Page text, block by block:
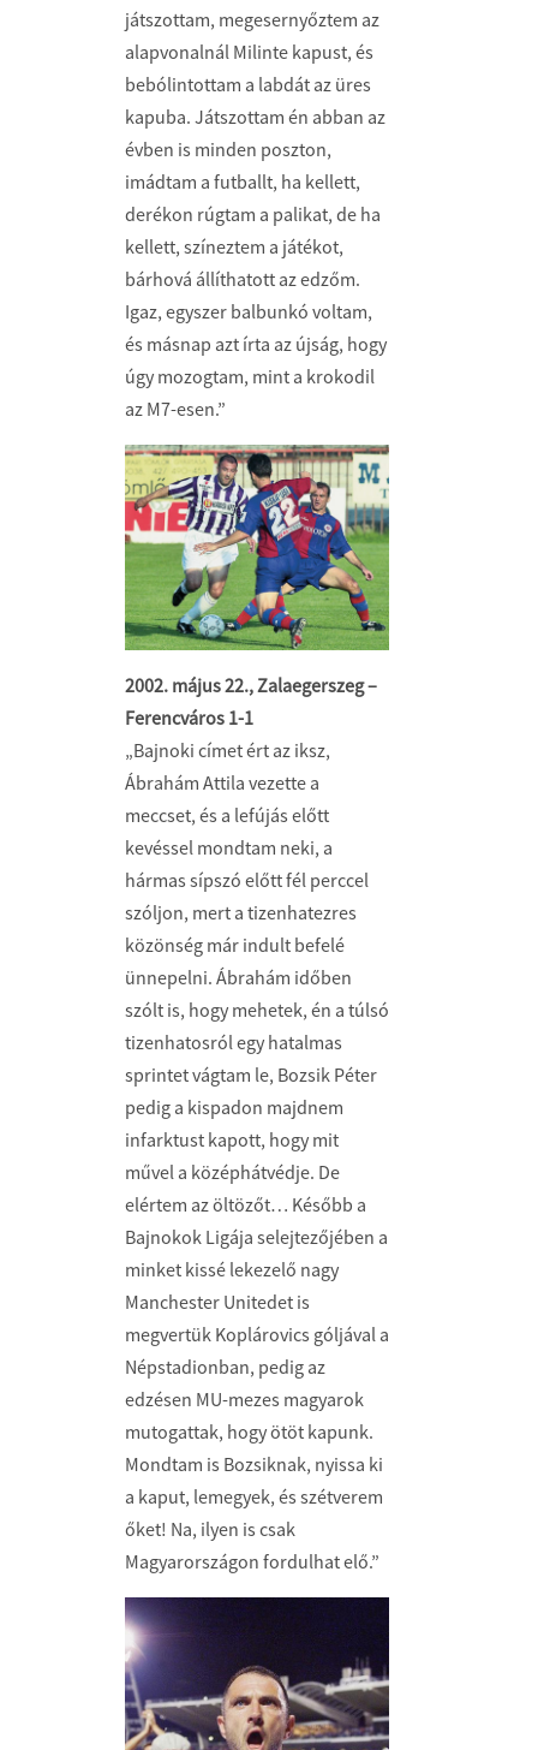
játszottam, megesernyőztem az
alapvonalnál Milinte kapust, és
bebólintottam a labdát az üres
kapuba. Játszottam én abban az
évben is minden poszton,
imádtam a futballt, ha kellett,
derékon rúgtam a palikat, de ha
kellett, színeztem a játékot,
bárhová állíthatott az edzőm.
Igaz, egyszer balbunkó voltam,
és másnap azt írta az újság, hogy
úgy mozogtam, mint a krokodil
az M7-esen.”
2002. május 22., Zalaegerszeg –
Ferencváros 1-1
„Bajnoki címet ért az iksz,
Ábrahám Attila vezette a
meccset, és a lefújás előtt
kevéssel mondtam neki, a
hármas sípszó előtt fél perccel
szóljon, mert a tizenhatezres
közönség már indult befelé
ünnepelni. Ábrahám időben
szólt is, hogy mehetek, én a túlsó
tizenhatosról egy hatalmas
sprintet vágtam le, Bozsik Péter
pedig a kispadon majdnem
infarktust kapott, hogy mit
művel a középhátvédje. De
elértem az öltözőt… Később a
Bajnokok Ligája selejtezőjében a
minket kissé lekezelő nagy
Manchester Unitedet is
megvertük Koplárovics góljával a
Népstadionban, pedig az
edzésen MU-mezes magyarok
mutogattak, hogy ötöt kapunk.
Mondtam is Bozsiknak, nyissa ki
a kaput, lemegyek, és szétverem
őket! Na, ilyen is csak
Magyarországon fordulhat elő.”